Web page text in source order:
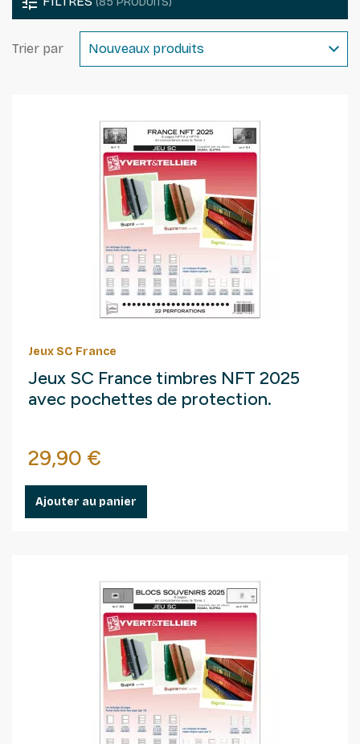
Trier par Nouveaux produits
Jeux SC France
Jeux SC France timbres NFT 2025
avec pochettes de protection.
Prix
29,90 €
Ajouter au panier